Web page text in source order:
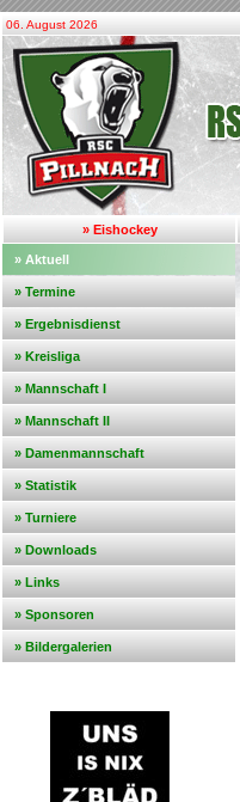
06. August 2026
» Eishockey
» Aktuell
» Termine
» Ergebnisdienst
» Kreisliga
» Mannschaft I
» Mannschaft II
» Damenmannschaft
» Statistik
» Turniere
» Downloads
» Links
» Sponsoren
» Bildergalerien